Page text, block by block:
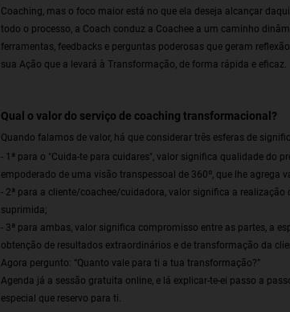
Coaching, mas o foco maior está no que ela deseja alcançar
todo o processo, a Coach conduz a Coachee a um caminho
ferramentas, feedbacks e perguntas poderosas que geram
sua Ação que a levará à Transformação, de forma rápida e eficaz.
Qual o valor do serviço de coaching transformacional?
Quando falamos de valor, há que considerar três esferas de
- 1ª para o "Cuida-te para cuidares", valor significa qualidade do
empoderado de uma visão transpessoal de 360º, que lhe agrega
- 2ª para a cliente/coachee/cuidadora, valor significa a
suprimida;
- 3ª para ambas, valor significa compromisso entre as partes, a
obtenção de resultados extraordinários e de transformação da
Agora pergunto: “Quanto vale para ti a tua transformação?”
Agenda já a sessão gratuita online, e lá explicar-te-ei passo a
especial que reservo para ti.